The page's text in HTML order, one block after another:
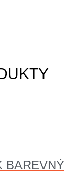
BAREVNÝ